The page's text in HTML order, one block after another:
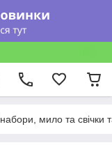
мило та свічки